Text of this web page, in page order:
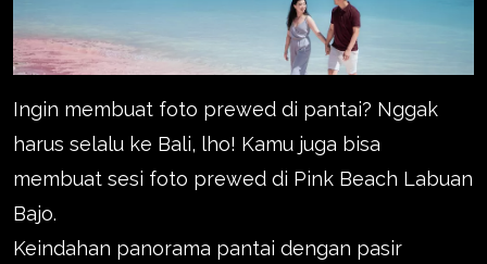
Ingin membuat foto prewed di pantai? Nggak
harus selalu ke Bali, lho! Kamu juga bisa
membuat sesi foto prewed di Pink Beach Labuan
Bajo.
Keindahan panorama pantai dengan pasir